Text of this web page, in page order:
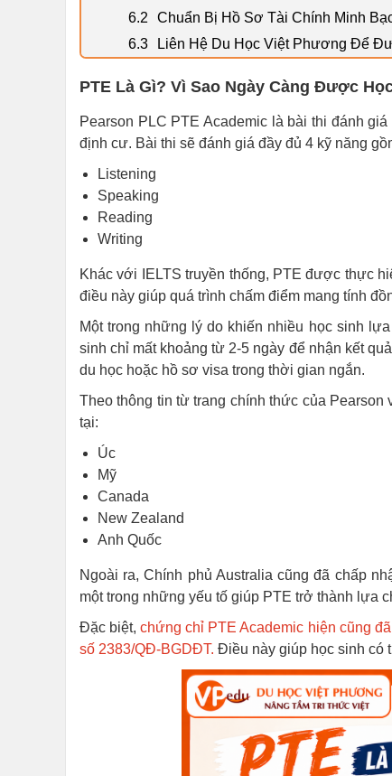
Chuẩn Bị Hồ Sơ Tài Chính Minh
Liên Hệ Du Học Việt Phương Để
PTE Là Gì? Vì Sao Ngày Càng Được
Pearson PLC PTE Academic là bài thi đánh
định cư. Bài thi sẽ đánh giá đầy đủ 4 kỹ năng
Listening
Speaking
Reading
Writing
Khác với IELTS truyền thống, PTE được thực
điều này giúp quá trình chấm điểm mang tính
Một trong những lý do khiến nhiều học sinh
sinh chỉ mất khoảng từ 2-5 ngày để nhận kết
du học hoặc hồ sơ visa trong thời gian ngắn.
Theo thông tin từ trang chính thức của
tại:
Úc
Mỹ
Canada
New Zealand
Anh Quốc
Ngoài ra, Chính phủ Australia cũng đã chấp
một trong những yếu tố giúp PTE trở thành lựa
Đặc biệt,chứng chỉ PTE Academic hiện cũng
số 2383/QĐ-BGDĐT. Điều này giúp học sinh có